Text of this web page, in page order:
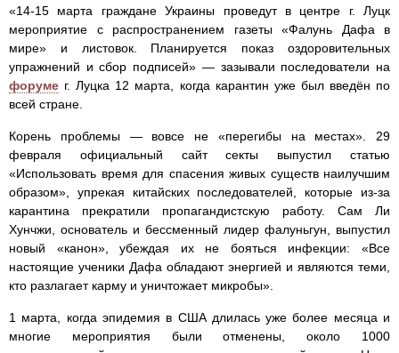
«14-15 марта граждане Украины проведут в центре г. Луцк
мероприятие с распространением газеты «Фалунь Дафа в
мире» и листовок. Планируется показ оздоровительных
упражнений и сбор подписей» — зазывали последователи на
форуме г. Луцка 12 марта, когда карантин уже был введён по
всей стране.
Корень проблемы — вовсе не «перегибы на местах». 29
февраля официальный сайт секты выпустил статью
«Использовать время для спасения живых существ наилучшим
образом», упрекая китайских последователей, которые из-за
карантина прекратили пропагандистскую работу. Сам Ли
Хунчжи, основатель и бессменный лидер фалуньгун, выпустил
новый «канон», убеждая их не бояться инфекции: «Все
настоящие ученики Дафа обладают энергией и являются теми,
кто разлагает карму и уничтожает микробы».
1 марта, когда эпидемия в США длилась уже более месяца и
многие мероприятия были отменены, около 1000